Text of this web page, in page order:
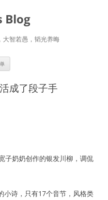
Blog
大智若愚，韬光养晦
成了段子手
子奶奶创作的银发川柳，调侃
小诗，只有17个音节，风格类